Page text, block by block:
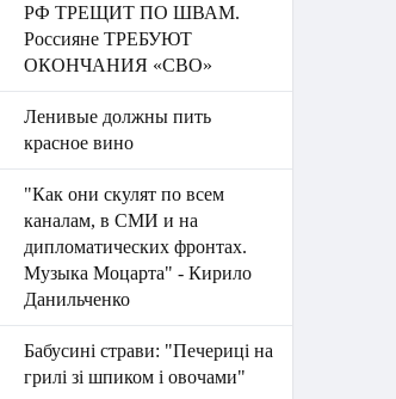
РФ ТРЕЩИТ ПО ШВАМ.
Россияне ТРЕБУЮТ
ОКОНЧАНИЯ «СВО»
Ленивые должны пить
красное вино
"Как они скулят по всем
каналам, в СМИ и на
дипломатических фронтах.
Музыка Моцарта" - Кирило
Данильченко
Бабусині страви: "Печериці на
грилі зі шпиком і овочами"